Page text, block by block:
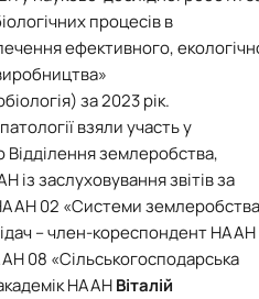
ОПП «Екологічний контроль
процесів в
ефективного,
за 2023 рік.
взяли участь у
землеробства,
із заслуховування звітів за
02 «Системи землеробства
– член-кореспондент НААН
08 «Сільськогосподарська
НААНВіталій